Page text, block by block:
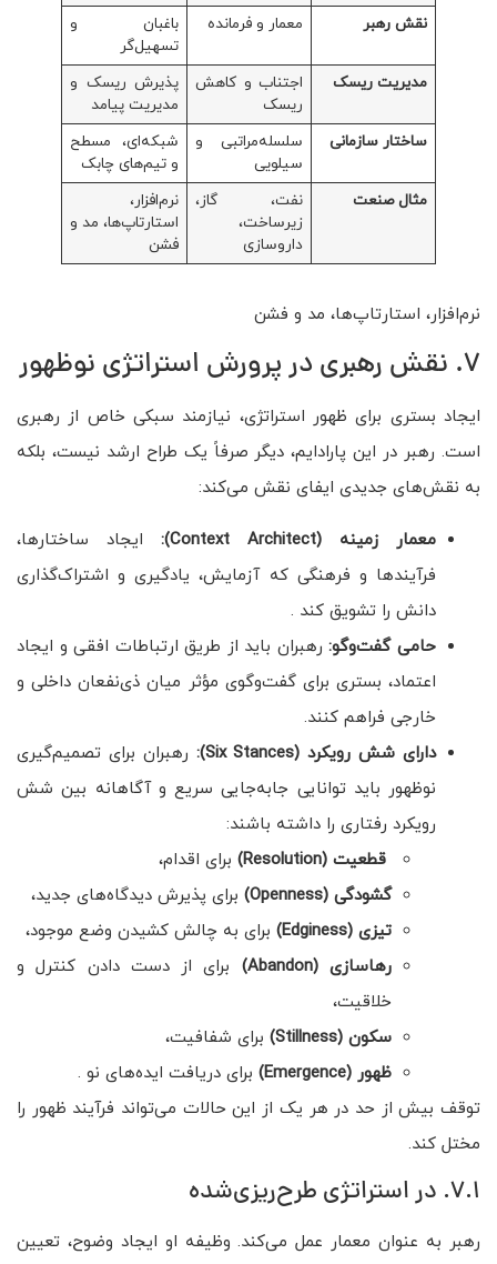
نقش رهبر
معمار و فرمانده
باغبان و
تسهیل‌گر
مدیریت ریسک
اجتناب و کاهش
ریسک
پذیرش ریسک و
مدیریت پیامد
ساختار سازمانی
سلسله‌مراتبی و
سیلویی
شبکه‌ای، مسطح
و تیم‌های چابک
مثال صنعت
نفت، گاز،
زیرساخت،
داروسازی
نرم‌افزار،
استارتاپ‌ها، مد و
فشن
نرم‌افزار، استارتاپ‌ها، مد و فشن
7. نقش رهبری در پرورش استراتژی نوظهور
ایجاد بستری برای ظهور استراتژی، نیازمند سبکی خاص از رهبری
است. رهبر در این پارادایم، دیگر صرفاً یک طراح ارشد نیست، بلکه
به نقش‌های جدیدی ایفای نقش می‌کند:
معمار زمینه (Context Architect):
ایجاد ساختارها،
فرآیندها و فرهنگی که آزمایش، یادگیری و اشتراک‌گذاری
دانش را تشویق کند .
حامی گفت‌وگو:رهبران باید از طریق ارتباطات افقی و ایجاد
اعتماد، بستری برای گفت‌وگوی مؤثر میان ذی‌نفعان داخلی و
خارجی فراهم کنند.
دارای شش رویکرد(Six Stances):
رهبران برای تصمیم‌گیری
نوظهور باید توانایی جابه‌جایی سریع و آگاهانه بین شش
رویکرد رفتاری را داشته باشند:
قطعیت (Resolution)
برای اقدام،
گشودگی (Openness)
برای پذیرش دیدگاه‌های جدید،
تیزی (Edginess)
برای به چالش کشیدن وضع موجود،
رهاسازی(Abandon)
برای از دست دادن کنترل و
خلاقیت،
سکون (Stillness)
برای شفافیت،
ظهور (Emergence)
برای دریافت ایده‌های نو .
توقف بیش از حد در هر یک از این حالات می‌تواند فرآیند ظهور را
مختل کند.
7.1. در استراتژی طرح‌ریزی‌شده
رهبر به عنوان معمار عمل می‌کند. وظیفه او ایجاد وضوح، تعیین